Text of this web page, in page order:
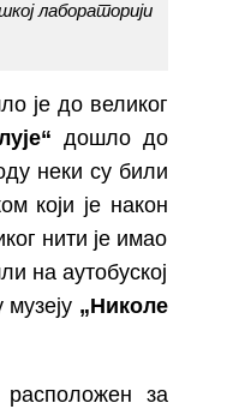
лабораторији
је до великог
дошло до
неки су били
који је након
нити је имао
на аутобуској
„Николе
за